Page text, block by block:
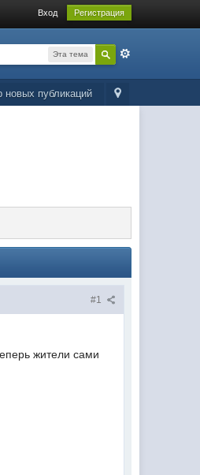
Вход Регистрация
Эта тема
новых публикаций
#1
жители сами